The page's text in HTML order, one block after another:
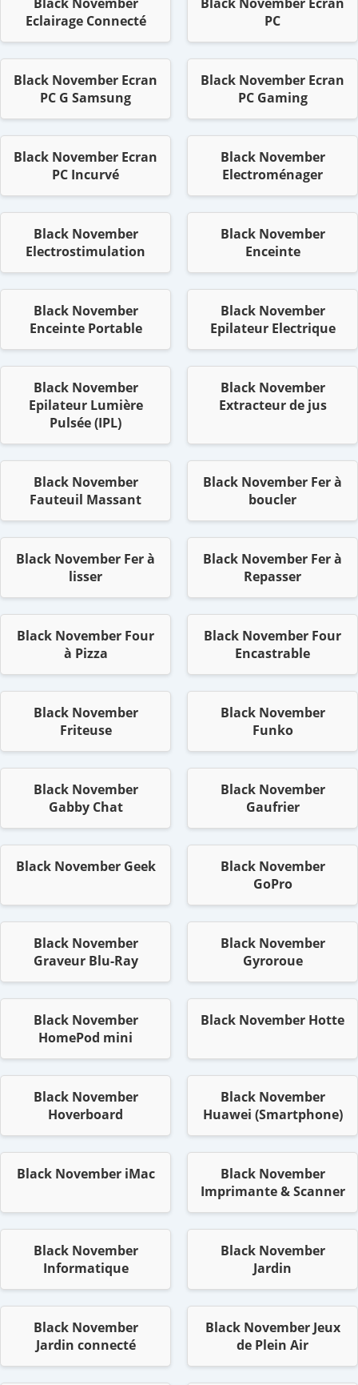
Eclairage Connecté
PC
Black November Ecran
PC G Samsung
Black November Ecran
PC Gaming
Black November Ecran
PC Incurvé
Black November
Electroménager
Black November
Electrostimulation
Black November
Enceinte
Black November
Enceinte Portable
Black November
Epilateur Electrique
Black November
Epilateur Lumière
Pulsée (IPL)
Black November
Extracteur de jus
Black November
Fauteuil Massant
Black November Fer à
boucler
Black November Fer à
lisser
Black November Fer à
Repasser
Black November Four
à Pizza
Black November Four
Encastrable
Black November
Friteuse
Black November
Funko
Black November
Gabby Chat
Black November
Gaufrier
Black November Geek
Black November
GoPro
Black November
Graveur Blu-Ray
Black November
Gyroroue
Black November
HomePod mini
Black November Hotte
Black November
Hoverboard
Black November
Huawei (Smartphone)
Black November iMac
Black November
Imprimante & Scanner
Black November
Informatique
Black November
Jardin
Black November
Jardin connecté
Black November Jeux
de Plein Air